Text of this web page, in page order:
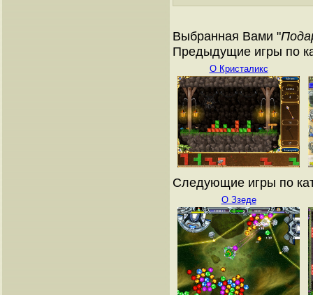
Выбранная Вами "
Предыдущие игры по
О Кристаликс
Следующие игры по
О Ззеде